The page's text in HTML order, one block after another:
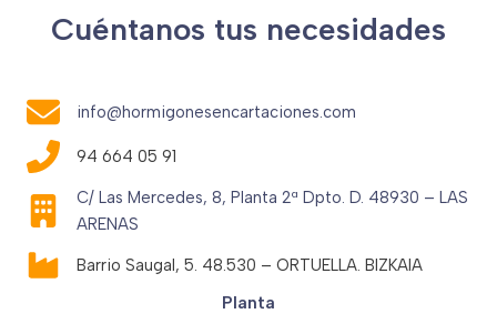
Cuéntanos tus necesidades
info@hormigonesencartaciones.com
94 664 05 91
C/ Las Mercedes, 8, Planta 2ª Dpto. D. 48930 – LAS
ARENAS
Barrio Saugal, 5. 48.530 – ORTUELLA. BIZKAIA
Planta